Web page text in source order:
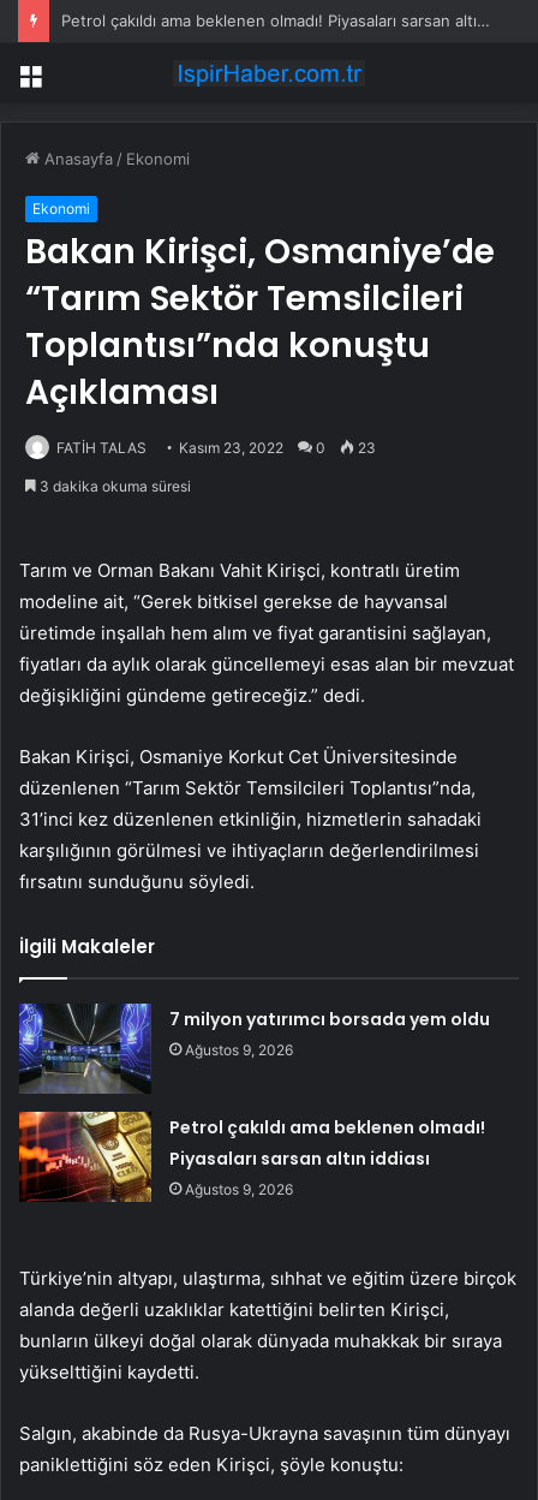
Petrol çakıldı ama beklenen olmadı! Piyasaları sarsan altın iddiası
Menü
Anasayfa / Ekonomi
Ekonomi
Bakan Kirişci, Osmaniye’de
“Tarım Sektör Temsilcileri
Toplantısı”nda konuştu
Açıklaması
FATİH TALAS Kasım 23, 2022 0 23
3 dakika okuma süresi
Tarım ve Orman Bakanı Vahit Kirişci, kontratlı üretim
modeline ait, “Gerek bitkisel gerekse de hayvansal
üretimde inşallah hem alım ve fiyat garantisini sağlayan,
fiyatları da aylık olarak güncellemeyi esas alan bir mevzuat
değişikliğini gündeme getireceğiz.” dedi.
Bakan Kirişci, Osmaniye Korkut Cet Üniversitesinde
düzenlenen “Tarım Sektör Temsilcileri Toplantısı”nda,
31’inci kez düzenlenen etkinliğin, hizmetlerin sahadaki
karşılığının görülmesi ve ihtiyaçların değerlendirilmesi
fırsatını sunduğunu söyledi.
İlgili Makaleler
7 milyon yatırımcı borsada yem oldu
Ağustos 9, 2026
Petrol çakıldı ama beklenen olmadı!
Piyasaları sarsan altın iddiası
Ağustos 9, 2026
Türkiye’nin altyapı, ulaştırma, sıhhat ve eğitim üzere birçok
alanda değerli uzaklıklar katettiğini belirten Kirişci,
bunların ülkeyi doğal olarak dünyada muhakkak bir sıraya
yükselttiğini kaydetti.
Salgın, akabinde da Rusya-Ukrayna savaşının tüm dünyayı
paniklettiğini söz eden Kirişci, şöyle konuştu: